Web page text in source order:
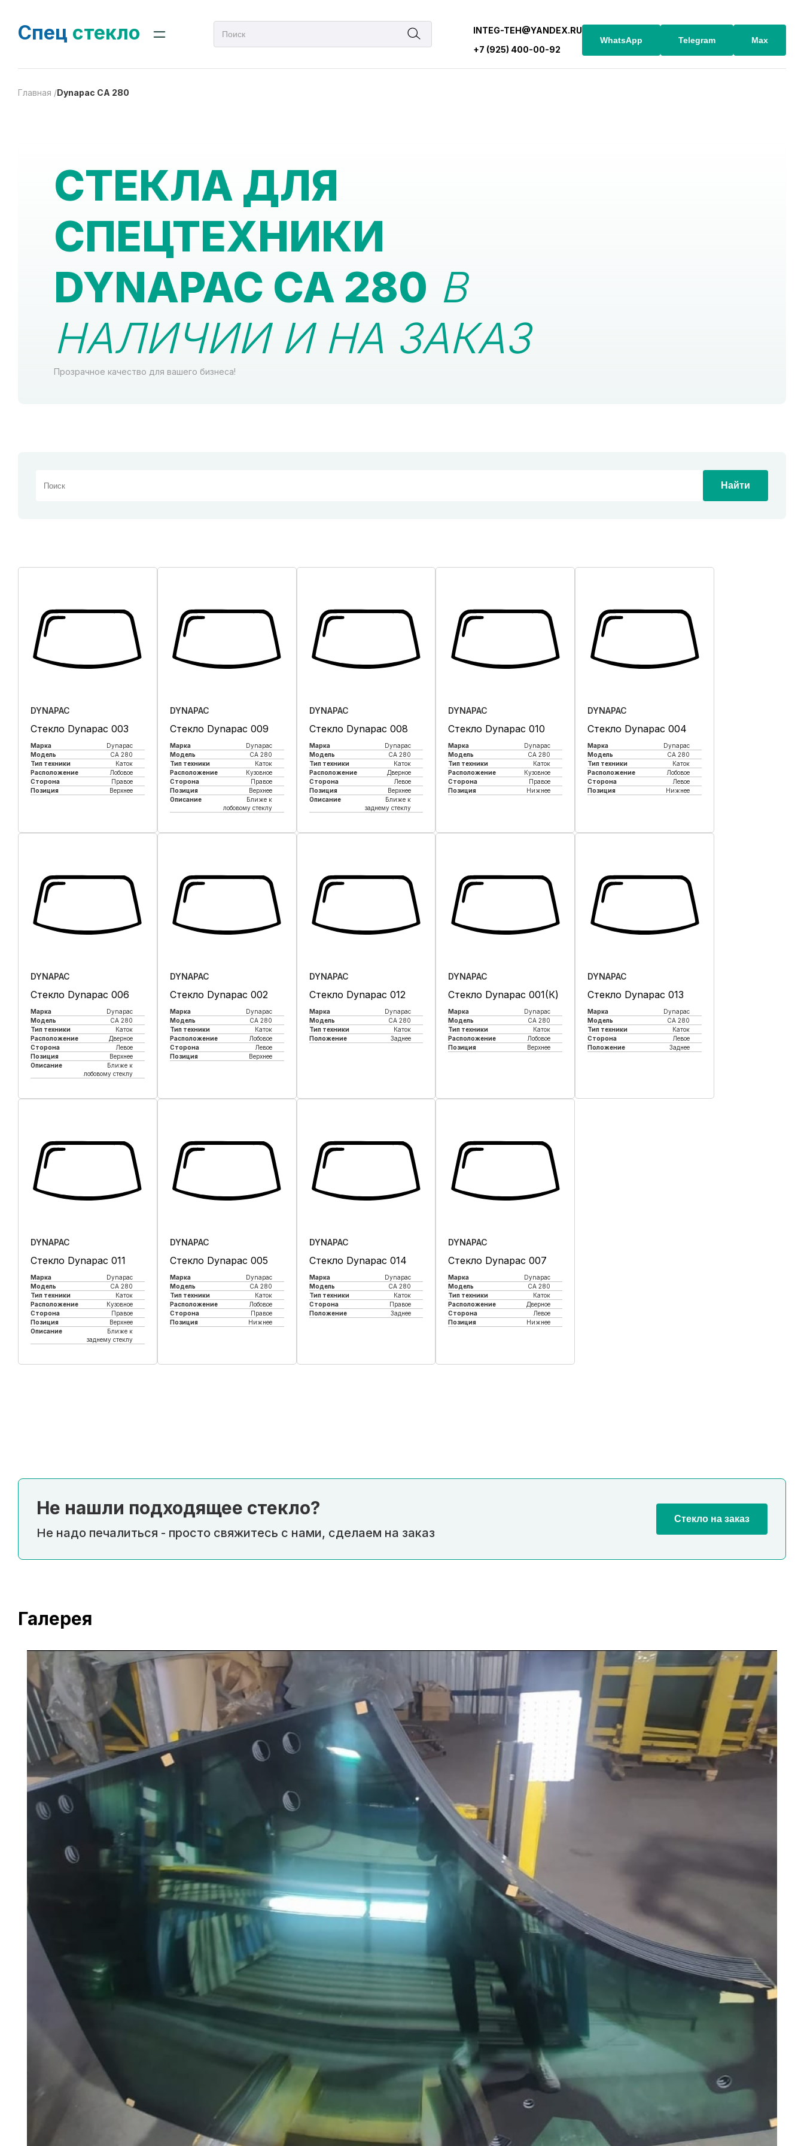
Спец стекло
INTEG-TEH@YANDEX.RU
+7 (925) 400-00-92
WhatsApp Telegram Max
Главная /Dynapac CA 280
СТЕКЛА ДЛЯ
СПЕЦТЕХНИКИ
DYNAPAC CA 280 В
НАЛИЧИИ И НА ЗАКАЗ
Прозрачное качество для вашего бизнеса!
Найти
DYNAPAC
Стекло Dynapac 003
Марка
Dynapac
Модель
CA 280
Тип техники
Каток
Расположение
Лобовое
Сторона
Правое
Позиция
Верхнее
DYNAPAC
Стекло Dynapac 009
Марка
Dynapac
Модель
CA 280
Тип техники
Каток
Расположение
Кузовное
Сторона
Правое
Позиция
Верхнее
Описание
Ближе к
лобовому стеклу
DYNAPAC
Стекло Dynapac 008
Марка
Dynapac
Модель
CA 280
Тип техники
Каток
Расположение
Дверное
Сторона
Левое
Позиция
Верхнее
Описание
Ближе к
заднему стеклу
DYNAPAC
Стекло Dynapac 010
Марка
Dynapac
Модель
CA 280
Тип техники
Каток
Расположение
Кузовное
Сторона
Правое
Позиция
Нижнее
DYNAPAC
Стекло Dynapac 004
Марка
Dynapac
Модель
CA 280
Тип техники
Каток
Расположение
Лобовое
Сторона
Левое
Позиция
Нижнее
DYNAPAC
Стекло Dynapac 006
Марка
Dynapac
Модель
CA 280
Тип техники
Каток
Расположение
Дверное
Сторона
Левое
Позиция
Верхнее
Описание
Ближе к
лобовому стеклу
DYNAPAC
Стекло Dynapac 002
Марка
Dynapac
Модель
CA 280
Тип техники
Каток
Расположение
Лобовое
Сторона
Левое
Позиция
Верхнее
DYNAPAC
Стекло Dynapac 012
Марка
Dynapac
Модель
CA 280
Тип техники
Каток
Положение
Заднее
DYNAPAC
Стекло Dynapac 001(К)
Марка
Dynapac
Модель
CA 280
Тип техники
Каток
Расположение
Лобовое
Позиция
Верхнее
DYNAPAC
Стекло Dynapac 013
Марка
Dynapac
Модель
CA 280
Тип техники
Каток
Сторона
Левое
Положение
Заднее
DYNAPAC
Стекло Dynapac 011
Марка
Dynapac
Модель
CA 280
Тип техники
Каток
Расположение
Кузовное
Сторона
Правое
Позиция
Верхнее
Описание
Ближе к
заднему стеклу
DYNAPAC
Стекло Dynapac 005
Марка
Dynapac
Модель
CA 280
Тип техники
Каток
Расположение
Лобовое
Сторона
Правое
Позиция
Нижнее
DYNAPAC
Стекло Dynapac 014
Марка
Dynapac
Модель
CA 280
Тип техники
Каток
Сторона
Правое
Положение
Заднее
DYNAPAC
Стекло Dynapac 007
Марка
Dynapac
Модель
CA 280
Тип техники
Каток
Расположение
Дверное
Сторона
Левое
Позиция
Нижнее
Не нашли подходящее стекло?
Не надо печалиться - просто свяжитесь с нами, сделаем на заказ
Стекло на заказ
Галерея